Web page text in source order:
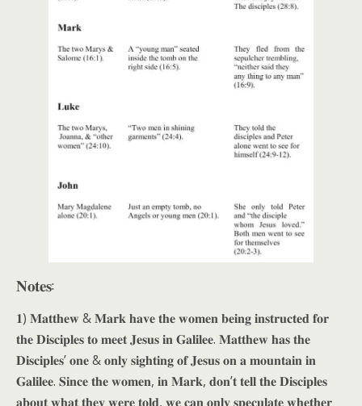
𝐍𝐨𝐭𝐞𝐬:
𝟏) 𝐌𝐚𝐭𝐭𝐡𝐞𝐰 & 𝐌𝐚𝐫𝐤 𝐡𝐚𝐯𝐞 𝐭𝐡𝐞 𝐰𝐨𝐦𝐞𝐧 𝐛𝐞𝐢𝐧𝐠 𝐢𝐧𝐬𝐭𝐫𝐮𝐜𝐭𝐞𝐝 𝐟𝐨𝐫
𝐭𝐡𝐞 𝐃𝐢𝐬𝐜𝐢𝐩𝐥𝐞𝐬 𝐭𝐨 𝐦𝐞𝐞𝐭 𝐉𝐞𝐬𝐮𝐬 𝐢𝐧 𝐆𝐚𝐥𝐢𝐥𝐞𝐞. 𝐌𝐚𝐭𝐭𝐡𝐞𝐰 𝐡𝐚𝐬 𝐭𝐡𝐞
𝐃𝐢𝐬𝐜𝐢𝐩𝐥𝐞𝐬’ 𝐨𝐧𝐞 & 𝐨𝐧𝐥𝐲 𝐬𝐢𝐠𝐡𝐭𝐢𝐧𝐠 𝐨𝐟 𝐉𝐞𝐬𝐮𝐬 𝐨𝐧 𝐚 𝐦𝐨𝐮𝐧𝐭𝐚𝐢𝐧 𝐢𝐧
𝐆𝐚𝐥𝐢𝐥𝐞𝐞. 𝐒𝐢𝐧𝐜𝐞 𝐭𝐡𝐞 𝐰𝐨𝐦𝐞𝐧, 𝐢𝐧 𝐌𝐚𝐫𝐤, 𝐝𝐨𝐧’𝐭 𝐭𝐞𝐥𝐥 𝐭𝐡𝐞 𝐃𝐢𝐬𝐜𝐢𝐩𝐥𝐞𝐬
𝐚𝐛𝐨𝐮𝐭 𝐰𝐡𝐚𝐭 𝐭𝐡𝐞𝐲 𝐰𝐞𝐫𝐞 𝐭𝐨𝐥𝐝, 𝐰𝐞 𝐜𝐚𝐧 𝐨𝐧𝐥𝐲 𝐬𝐩𝐞𝐜𝐮𝐥𝐚𝐭𝐞 𝐰𝐡𝐞𝐭𝐡𝐞𝐫